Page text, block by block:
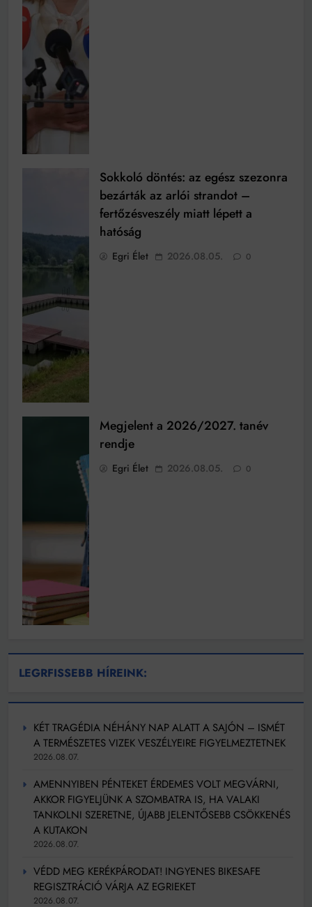
Sokkoló döntés: az egész szezonra
bezárták az arlói strandot –
fertőzésveszély miatt lépett a
hatóság
Egri Élet 2026.08.05. 0
Megjelent a 2026/2027. tanév
rendje
Egri Élet 2026.08.05. 0
LEGRFISSEBB HÍREINK:
KÉT TRAGÉDIA NÉHÁNY NAP ALATT A SAJÓN – ISMÉT
A TERMÉSZETES VIZEK VESZÉLYEIRE FIGYELMEZTETNEK
2026.08.07.
AMENNYIBEN PÉNTEKET ÉRDEMES VOLT MEGVÁRNI,
AKKOR FIGYELJÜNK A SZOMBATRA IS, HA VALAKI
TANKOLNI SZERETNE, ÚJABB JELENTŐSEBB CSÖKKENÉS
A KUTAKON
2026.08.07.
VÉDD MEG KERÉKPÁRODAT! INGYENES BIKESAFE
REGISZTRÁCIÓ VÁRJA AZ EGRIEKET
2026.08.07.